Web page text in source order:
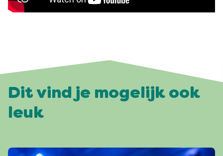
Dit vind je mogelijk ook
leuk